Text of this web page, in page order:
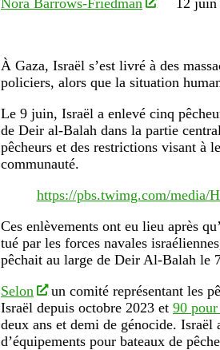
À Gaza, Israël s’est livré à des
policiers, alors que la situation
Le 9 juin, Israël a enlevé cinq
de Deir al-Balah dans la partie
pêcheurs et des restrictions visant à
communauté.
https://pbs.twimg.com/
Ces enlèvements ont eu lieu après
tué par les forces navales
pêchait au large de Deir Al-Balah le
Selon
un comité représentant les
Israël depuis octobre 2023 et 90
deux ans et demi de génocide. Israël
d’équipements pour bateaux de